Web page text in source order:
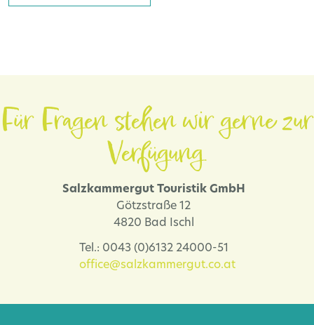
Für Fragen stehen wir gerne zur
Verfügung.
Salzkammergut Touristik GmbH
Götzstraße 12
4820 Bad Ischl
Tel.: 0043 (0)6132 24000-51
office@salzkammergut.co.at